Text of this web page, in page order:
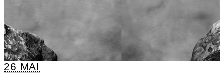
26 MAI